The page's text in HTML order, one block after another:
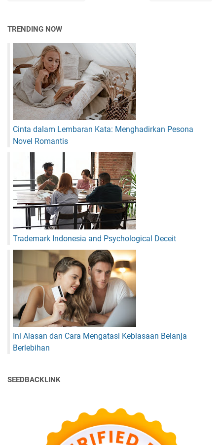
TRENDING NOW
Cinta dalam Lembaran Kata: Menghadirkan Pesona
Novel Romantis
Trademark Indonesia and Psychological Deceit
Ini Alasan dan Cara Mengatasi Kebiasaan Belanja
Berlebihan
SEEDBACKLINK